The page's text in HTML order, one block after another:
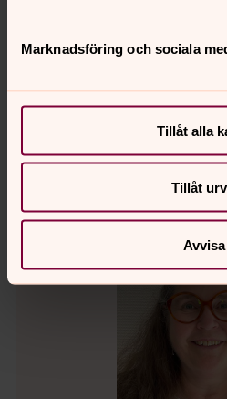
Marknadsföring och sociala
Tillåt alla
Tillåt
Avvisa
HR-specialist, Mariestads
Direkt:0501-39 05 11
E-post: